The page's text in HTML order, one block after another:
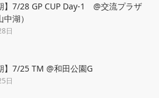
】7/28 GP CUP Day-1 @交流プラザ
湖）
日
】7/25 TM @和田公園G
日